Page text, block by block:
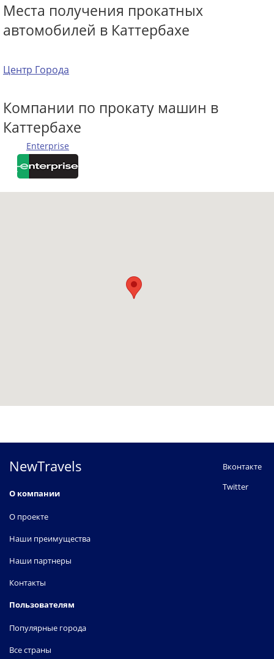
Места получения прокатных
автомобилей в Каттербахе
Центр Города
Компании по прокату машин в
Каттербахе
Enterprise
NewTravels
О компании
О проекте
Наши преимущества
Наши партнеры
Контакты
Пользователям
Популярные города
Все страны
Вконтакте
Twitter